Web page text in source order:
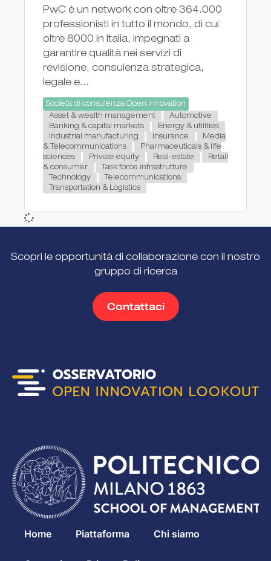
PwC è un network con oltre 364.000
professionisti in tutto il mondo, di cui
oltre 8000 in Italia, impegnati a
garantire qualità nei servizi di
revisione, consulenza strategica,
legale e...
Società di consulenza Open Innovation
Asset & wealth management
Automotive
Banking & capital markets
Energy & utilities
Industrial manufacturing
Insurance
Media
& Telecommunications
Pharmaceuticals & life
sciences
Private equity Real-estate
Retail
& consumer
Task force infrastrutture
Technology
Telecommunications
Transportation & Logistics
Scopri le opportunità di collaborazione con il nostro
gruppo di ricerca
Contattaci
Home Piattaforma Chi siamo